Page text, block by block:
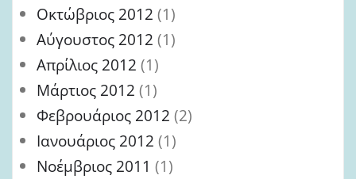
Οκτώβριος 2012 (1)
Αύγουστος 2012 (1)
Απρίλιος 2012 (1)
Μάρτιος 2012 (1)
Φεβρουάριος 2012 (2)
Ιανουάριος 2012 (1)
Νοέμβριος 2011 (1)